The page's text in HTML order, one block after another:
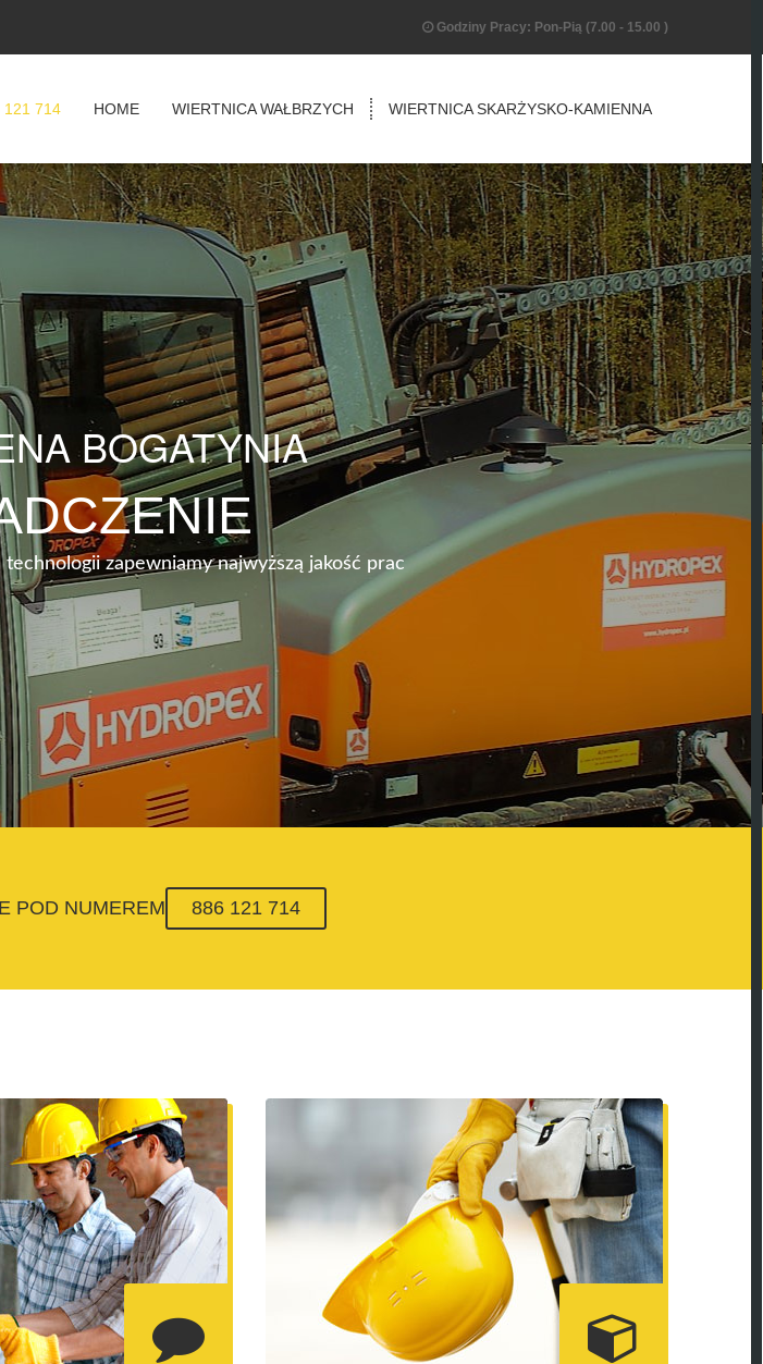
Godziny Pracy: Pon-Pią (7.00 - 15.00 )
121 714 HOME WIERTNICA WAŁBRZYCH WIERTNICA SKARŻYSKO-KAMIENNA
BOGATYNIA
zapewniamy najwyższą jakość prac
POD NUMEREM 886 121 714